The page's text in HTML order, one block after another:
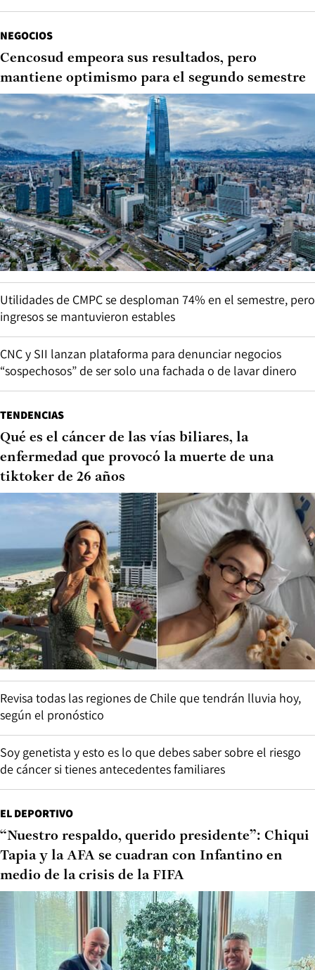
NEGOCIOS
Cencosud empeora sus resultados, pero
mantiene optimismo para el segundo semestre
Utilidades de CMPC se desploman 74% en el semestre, pero
ingresos se mantuvieron estables
CNC y SII lanzan plataforma para denunciar negocios
“sospechosos” de ser solo una fachada o de lavar dinero
TENDENCIAS
Qué es el cáncer de las vías biliares, la
enfermedad que provocó la muerte de una
tiktoker de 26 años
Revisa todas las regiones de Chile que tendrán lluvia hoy,
según el pronóstico
Soy genetista y esto es lo que debes saber sobre el riesgo
de cáncer si tienes antecedentes familiares
EL DEPORTIVO
“Nuestro respaldo, querido presidente”: Chiqui
Tapia y la AFA se cuadran con Infantino en
medio de la crisis de la FIFA